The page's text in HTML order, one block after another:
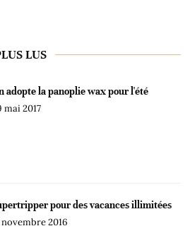
LUS
adopte la panoplie wax pour l'été
mai 2017
pour des vacances illimitées
novembre 2016